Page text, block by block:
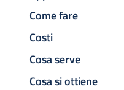
Come fare
Costi
Cosa serve
Cosa si ottiene